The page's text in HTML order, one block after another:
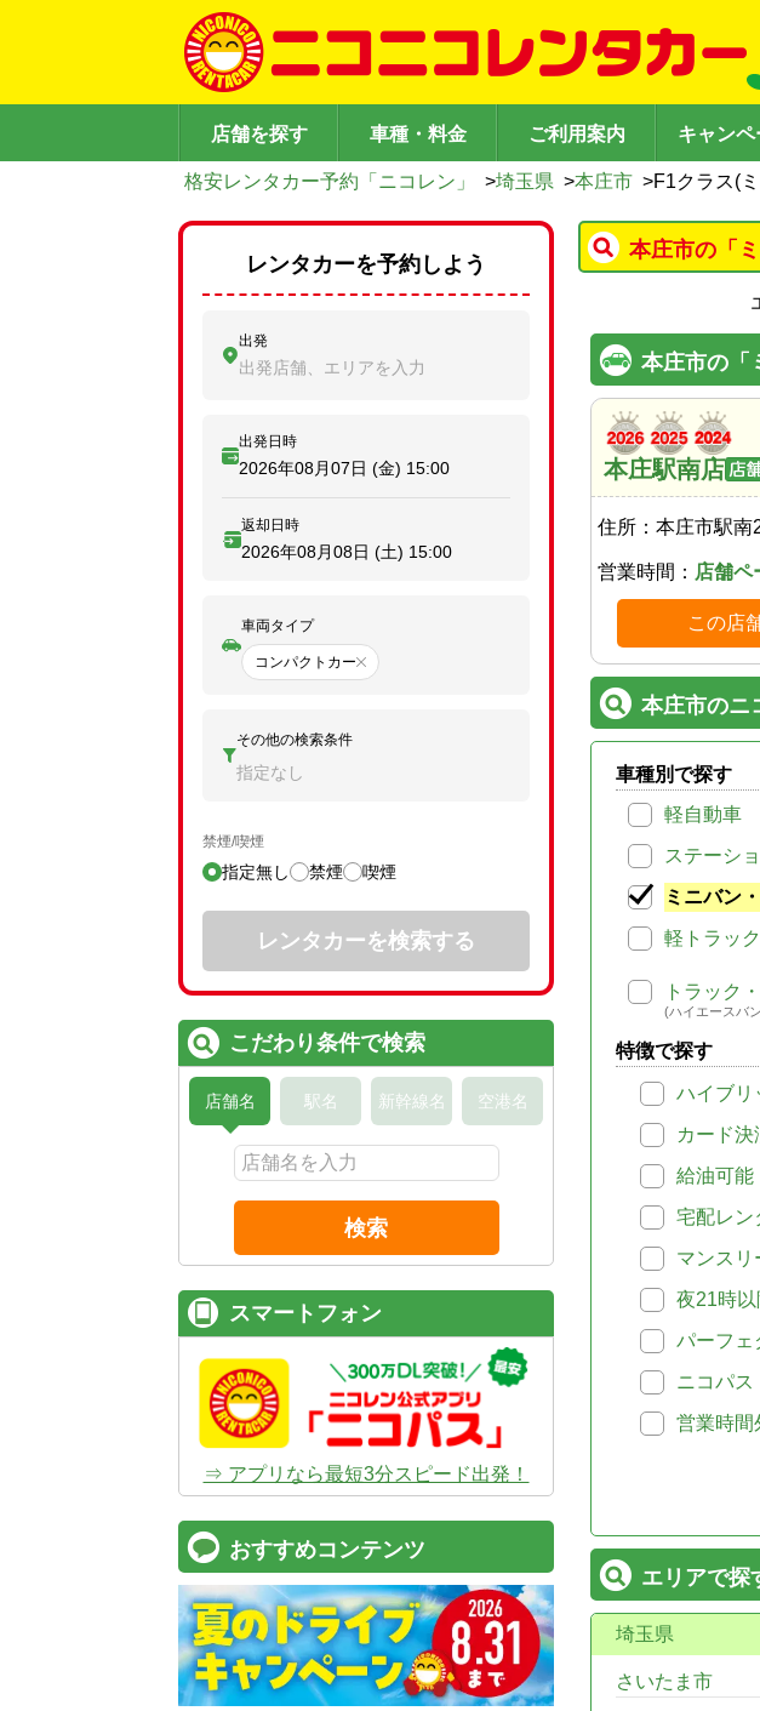
店舗を探す 車種・料金 ご利用案内 キャンペ
格安レンタカー予約「ニコレン」 >埼玉県 >本庄市 >F1クラス(
本庄市の「
本庄市の「
本庄駅南店
住所： 本庄市駅南
営業時間： 店舗ペ
この店
本庄市のニ
車種別で探す
軽自動車
ステーシ
ミニバン
軽トラッ
トラック
(ハイエースバ
特徴で探す
ハイブリ
カード決
給油可能
宅配レン
マンスリ
夜21時
パーフェ
ニコパス
営業時間
エリアで探
埼玉県
さいたま市
レンタカーを予約しよう
出発
出発店舗、エリアを入力
出発日時
2026年08月07日 (金) 15:00
返却日時
2026年08月08日 (土) 15:00
車両タイプ
コンパクトカー
その他の検索条件
指定なし
禁煙/喫煙
指定無し 禁煙 喫煙
レンタカーを検索する
こだわり条件で検索
店舗名 駅名 新幹線名 空港名
検索
スマートフォン
⇒ アプリなら最短3分スピード出発！
おすすめコンテンツ